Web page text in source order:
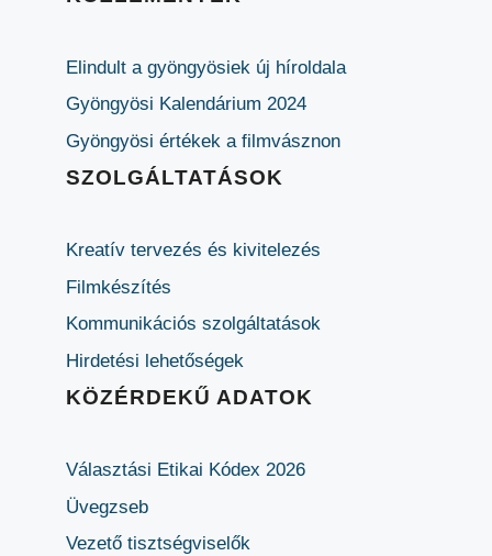
Elindult a gyöngyösiek új híroldala
Gyöngyösi Kalendárium 2024
Gyöngyösi értékek a filmvásznon
SZOLGÁLTATÁSOK
Kreatív tervezés és kivitelezés
Filmkészítés
Kommunikációs szolgáltatások
Hirdetési lehetőségek
KÖZÉRDEKŰ ADATOK
Választási Etikai Kódex 2026
Üvegzseb
Vezető tisztségviselők